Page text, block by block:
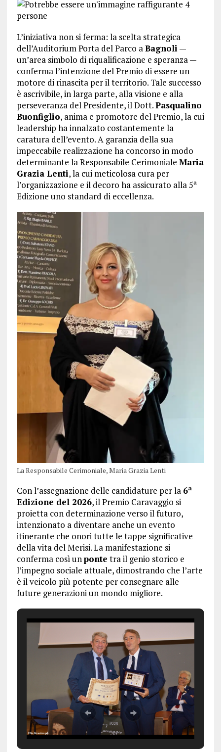
L’iniziativa non si ferma: la scelta strategica
dell’Auditorium Porta del Parco aBagnoli —
un’area simbolo di riqualificazione e speranza —
conferma l’intenzione del Premio di essere un
motore di rinascita per il territorio. Tale successo
è ascrivibile, in larga parte, alla visione e alla
perseveranza del Presidente, il Dott.Pasqualino
Buonfiglio, anima e promotore del Premio, la cui
leadership ha innalzato costantemente la
caratura dell’evento. A garanzia della sua
impeccabile realizzazione ha concorso in modo
determinante la Responsabile Cerimoniale Maria
Grazia Lenti, la cui meticolosa cura per
l’organizzazione e il decoro ha assicurato alla 5ª
Edizione uno standard di eccellenza.
La Responsabile Cerimoniale, Maria Grazia Lenti
Con l’assegnazione delle candidature per la 6ª
Edizione del 2026, il Premio Caravaggio si
proietta con determinazione verso il futuro,
intenzionato a diventare anche un evento
itinerante che onori tutte le tappe significative
della vita del Merisi. La manifestazione si
conferma così unponte tra il genio storico e
l’impegno sociale attuale, dimostrando che l’arte
è il veicolo più potente per consegnare alle
future generazioni un mondo migliore.